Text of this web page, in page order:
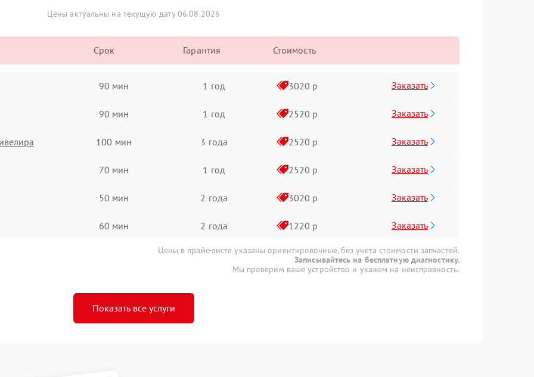
Цены актуальны на текущую дату 06.08.2026
Срок Гарантия Стоимость
90 мин 1 год 3020 р Заказать
90 мин 1 год 2520 р Заказать
100 мин 3 года 2520 р Заказать
70 мин 1 год 2520 р Заказать
50 мин 2 года 3020 р Заказать
60 мин 2 года 1220 р Заказать
Цены в прайс-листе указаны ориентировочные, без учета стоимости запчастей.
Записывайтесь на бесплатную диагностику.
Мы проверим ваше устройство и укажем на неисправность.
Показать все услуги